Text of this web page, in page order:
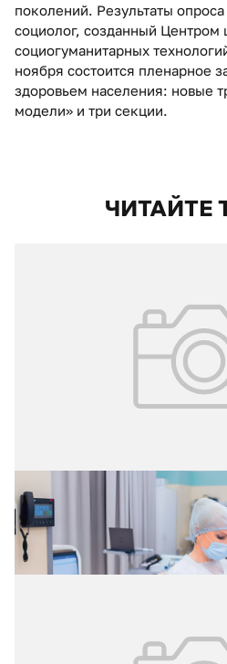
поколений. Результаты
социолог, созданный Центром
социогуманитарных
ноября состоится пленарное
здоровьем населения: новые
модели» и три секции.
ЧИТАЙТЕ
02.08.2026
Цифровые витрины